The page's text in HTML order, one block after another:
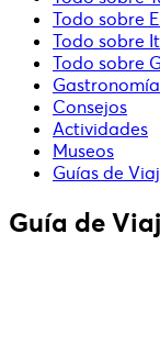
Todo sobre
Todo sobre
Todo sobre
Gastronomía
Consejos
Actividades
Museos
Guías de
Guía de